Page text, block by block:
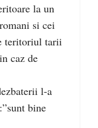
la un
si cei
teritoriul tarii
caz de
l-a
bine